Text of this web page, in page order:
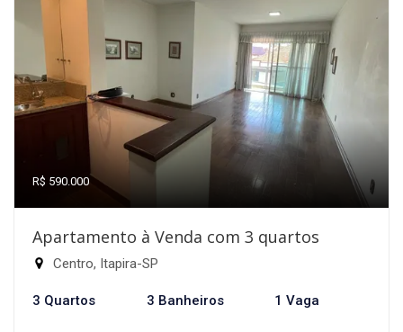
R$ 590.000
Apartamento à Venda com 3 quartos
Centro, Itapira-SP
3 Quartos 3 Banheiros 1 Vaga